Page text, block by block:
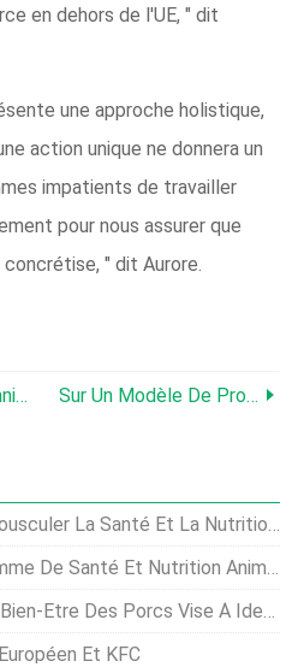
en dehors de l'UE, " dit
une approche holistique,
action unique ne donnera un
impatients de travailler
pour nous assurer que
" dit Aurore.
Les Agriculteurs Britanniques Recevront Une Aide D'environ 3 Milliards De Livres Sterling En 2020 Sur Un Modèle De Production Sans Cage Pour Le Bien-Être Et Le Développement Durable
La Santé Et La Nutrition Animales
De Santé Et Nutrition Animales
Des Porcs Vise À Identifier Les Solutions
Et KFC